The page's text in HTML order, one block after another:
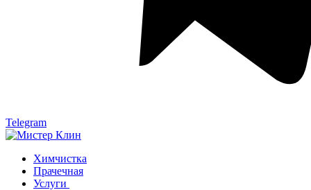
Telegram
Химчистка
Прачечная
Услуги